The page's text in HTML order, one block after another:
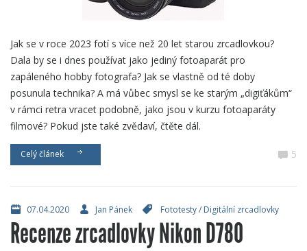
Jak se v roce 2023 fotí s více než 20 let starou zrcadlovkou?
Dala by se i dnes používat jako jediný fotoaparát pro
zapáleného hobby fotografa? Jak se vlastně od té doby
posunula technika? A má vůbec smysl se ke starým „digiťákům“
v rámci retra vracet podobně, jako jsou v kurzu fotoaparáty
filmové? Pokud jste také zvědaví, čtěte dál.
Celý článek 5
07.04.2020 Jan Pánek Fototesty/ Digitální zrcadlovky
Recenze zrcadlovky Nikon D780